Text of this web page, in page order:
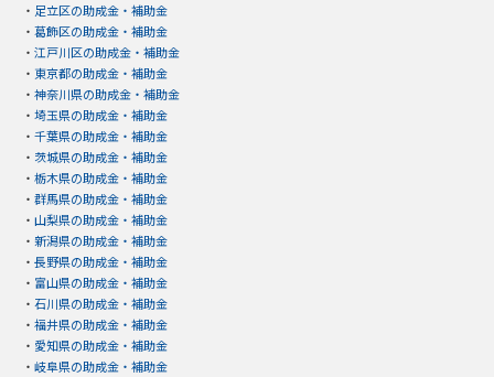
・ 足立区の助成金・補助金
・ 葛飾区の助成金・補助金
・ 江戸川区の助成金・補助金
・ 東京都の助成金・補助金
・ 神奈川県の助成金・補助金
・ 埼玉県の助成金・補助金
・ 千葉県の助成金・補助金
・ 茨城県の助成金・補助金
・ 栃木県の助成金・補助金
・ 群馬県の助成金・補助金
・ 山梨県の助成金・補助金
・ 新潟県の助成金・補助金
・ 長野県の助成金・補助金
・ 富山県の助成金・補助金
・ 石川県の助成金・補助金
・ 福井県の助成金・補助金
・ 愛知県の助成金・補助金
・ 岐阜県の助成金・補助金